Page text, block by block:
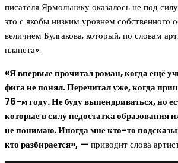
писателя Ярмольнику оказалось не под
это с якобы низким уровнем собственного
величием Булгакова, который, по словам
планета».
«Я впервые прочитал роман, когда ещё
фига не понял. Перечитал уже, когда
76-м году. Не буду выпендриваться, но
которые в силу недостатка образования
не понимаю. Иногда мне кто-то
кто разбирается», — приводит слова